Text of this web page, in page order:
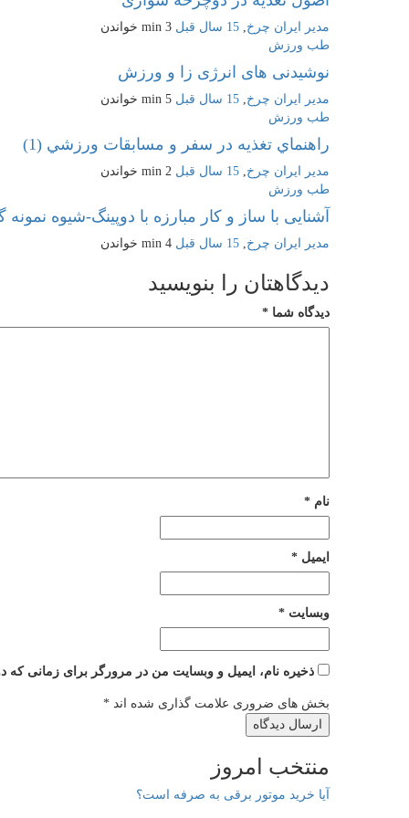
مدیر ایران چرخ 15 سال قبل 3 min
خواندن
طب ورزش
نوشیدنی های انرژی زا و ورزش
مدیر ایران چرخ 15 سال قبل 5 min
خواندن
طب ورزش
راهنماي تغذيه در سفر و مسابقات ورزشي (1)
مدیر ایران چرخ 15 سال قبل 2 min
خواندن
طب ورزش
آشنایی با ساز و کار مبارزه با دوپینگ-شیوه نمونه
مدیر ایران چرخ 15 سال قبل 4 min خواندن
دیدگاهتان را بنویسید
دیدگاه شما *
نام *
ایمیل *
وبسایت *
ذخیره نام، ایمیل و وبسایت من در مرورگر برای زمانی که
بخش های ضروری علامت گذاری شده اند *
منتخب امروز
آیا خرید موتور برقی به صرفه است؟